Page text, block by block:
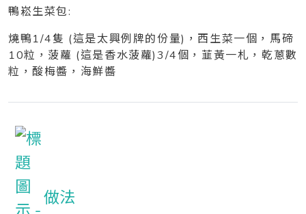
鴨崧生菜包:
燒鴨1/4隻 (這是太興例牌的份量)，西生菜一個，馬碲
10粒，菠蘿 (這是香水菠蘿)3/4個，韮黃一札，乾蔥數
粒，酸梅醬，海鮮醬
做法